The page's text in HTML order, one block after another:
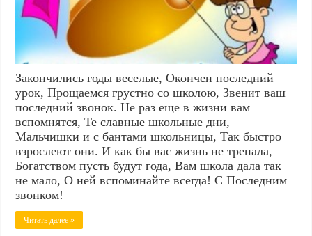
Закончились годы веселые, Окончен последний
урок, Прощаемся грустно со школою, Звенит ваш
последний звонок. Не раз еще в жизни вам
вспомнятся, Те славные школьные дни,
Мальчишки и с бантами школьницы, Так быстро
взрослеют они. И как бы вас жизнь не трепала,
Богатством пусть будут года, Вам школа дала так
не мало, О ней вспоминайте всегда! С Последним
звонком!
Читать далее »